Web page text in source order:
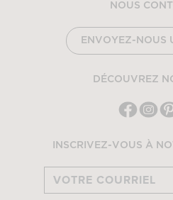
NOUS
ENVOYEZ-NOUS
DÉCOUVREZ
INSCRIVEZ-VOUS À